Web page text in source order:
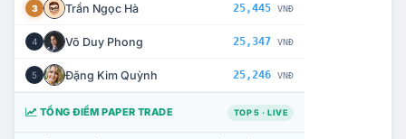
3 Trần Ngọc Hà 25,445 VNĐ
4 Võ Duy Phong 25,347 VNĐ
5 Đặng Kim Quỳnh 25,246 VNĐ
TỔNG ĐIỂM PAPER TRADE TOP 5 · LIVE